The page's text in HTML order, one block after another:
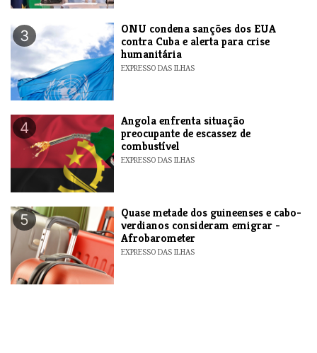
3
ONU condena sanções dos EUA
contra Cuba e alerta para crise
humanitária
EXPRESSO DAS ILHAS
4
Angola enfrenta situação
preocupante de escassez de
combustível
EXPRESSO DAS ILHAS
5
Quase metade dos guineenses e cabo-
verdianos consideram emigrar -
Afrobarometer
EXPRESSO DAS ILHAS